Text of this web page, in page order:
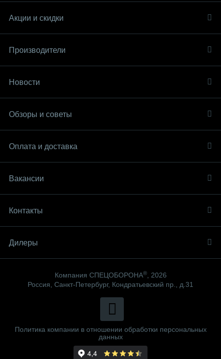
Акции и скидки
Производители
Новости
Обзоры и советы
Оплата и доставка
Вакансии
Контакты
Дилеры
Компания СПЕЦОБОРОНА®, 2026
Россия, Санкт-Петербург, Кондратьевский пр., д.31
Политика компании в отношении обработки персональных
данных